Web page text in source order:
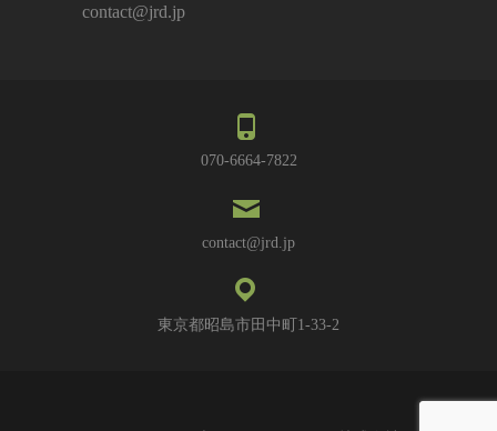
contact@jrd.jp
070-6664-7822
contact@jrd.jp
東京都昭島市田中町1-33-2